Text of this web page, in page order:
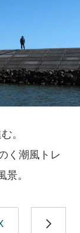
。
く潮風トレ
。